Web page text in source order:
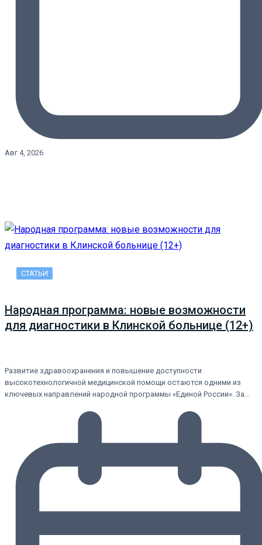
Авг 4, 2026
СТАТЬИ
Народная программа: новые возможности
для диагностики в Клинской больнице (12+)
Развитие здравоохранения и повышение доступности
высокотехнологичной медицинской помощи остаются одними из
ключевых направлений народной программы «Единой России». За…